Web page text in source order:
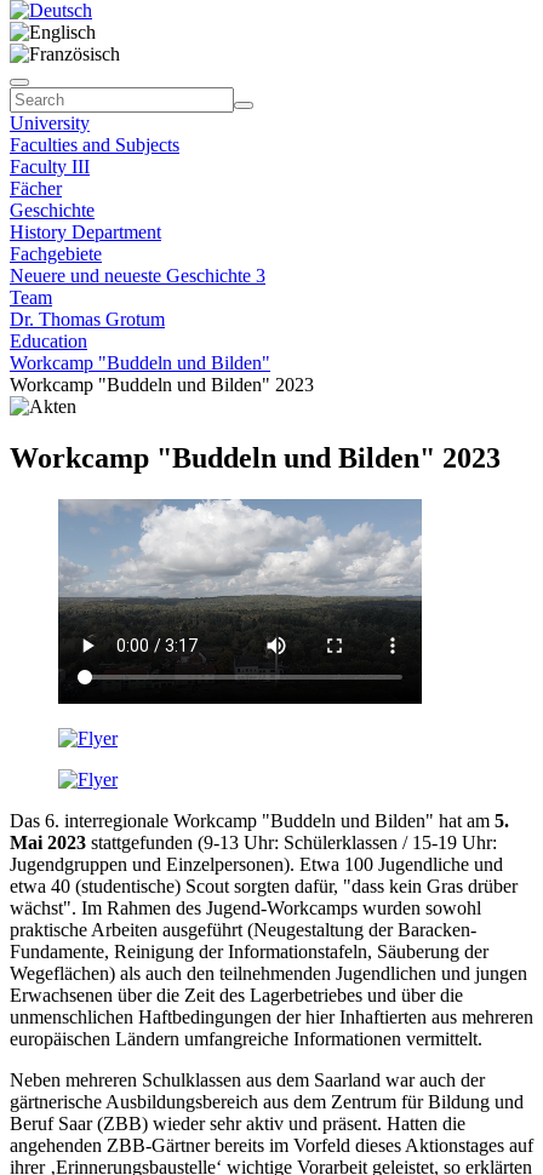
University
Faculties and Subjects
Faculty III
Fächer
Geschichte
History Department
Fachgebiete
Neuere und neueste Geschichte 3
Team
Dr. Thomas Grotum
Education
Workcamp "Buddeln und Bilden"
Workcamp "Buddeln und Bilden" 2023
Workcamp "Buddeln und Bilden" 2023
Das 6. interregionale Workcamp "Buddeln und Bilden" hat am 5.
Mai 2023 stattgefunden (9-13 Uhr: Schülerklassen / 15-19 Uhr:
Jugendgruppen und Einzelpersonen). Etwa 100 Jugendliche und
etwa 40 (studentische) Scout sorgten dafür, "dass kein Gras drüber
wächst". Im Rahmen des Jugend-Workcamps wurden sowohl
praktische Arbeiten ausgeführt (Neugestaltung der Baracken-
Fundamente, Reinigung der Informationstafeln, Säuberung der
Wegeflächen) als auch den teilnehmenden Jugendlichen und jungen
Erwachsenen über die Zeit des Lagerbetriebes und über die
unmenschlichen Haftbedingungen der hier Inhaftierten aus mehreren
europäischen Ländern umfangreiche Informationen vermittelt.
Neben mehreren Schulklassen aus dem Saarland war auch der
gärtnerische Ausbildungsbereich aus dem Zentrum für Bildung und
Beruf Saar (ZBB) wieder sehr aktiv und präsent. Hatten die
angehenden ZBB-Gärtner bereits im Vorfeld dieses Aktionstages auf
ihrer ‚Erinnerungsbaustelle‘ wichtige Vorarbeit geleistet, so erklärten